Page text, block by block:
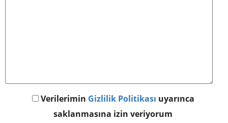
Verilerimin Gizlilik Politikası uyarınca
saklanmasına izin veriyorum